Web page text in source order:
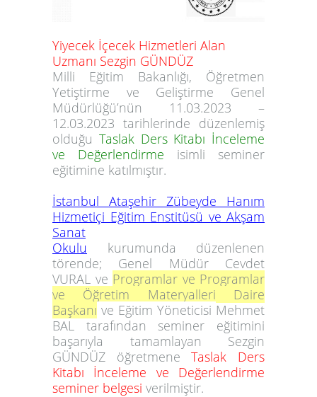
Yiyecek İçecek Hizmetleri Alan
Uzmanı Sezgin GÜNDÜZ
Milli Eğitim Bakanlığı, Öğretmen
Yetiştirme ve Geliştirme Genel
Müdürlüğü’nün 11.03.2023 –
12.03.2023 tarihlerinde düzenlemiş
olduğu Taslak Ders Kitabı İnceleme
ve Değerlendirme
isimli seminer
eğitimine katılmıştır.
İstanbul Ataşehir Zübeyde Hanım
Hizmetiçi Eğitim Enstitüsü ve Akşam
Sanat
Okulu
kurumunda düzenlenen
törende; Genel Müdür Cevdet
VURAL ve Programlar ve Programlar
ve Öğretim Materyalleri Daire
Başkanı ve Eğitim Yöneticisi Mehmet
BAL tarafından seminer eğitimini
başarıyla tamamlayan Sezgin
GÜNDÜZ öğretmeneTaslak Ders
Kitabı İnceleme ve Değerlendirme
seminer belgesi verilmiştir.